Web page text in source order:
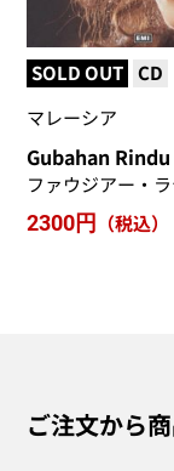
SOLD OUT CD
マレーシア
ファウジアー・
2300円
（税込）
ご注文から